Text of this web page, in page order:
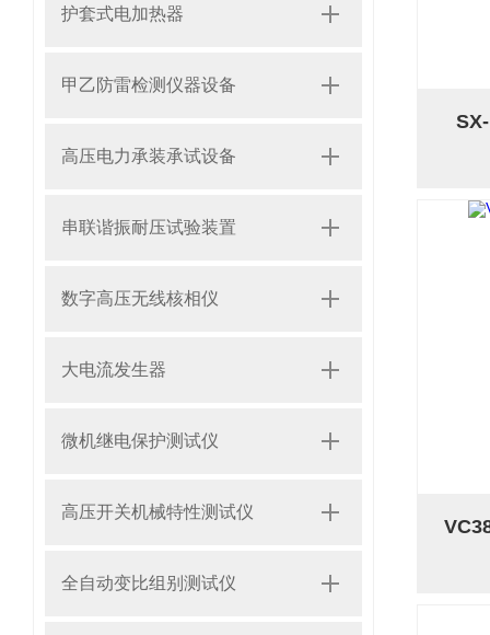
护套式电加热器
甲乙防雷检测仪器设备
高压电力承装承试设备
串联谐振耐压试验装置
数字高压无线核相仪
大电流发生器
微机继电保护测试仪
高压开关机械特性测试仪
全自动变比组别测试仪